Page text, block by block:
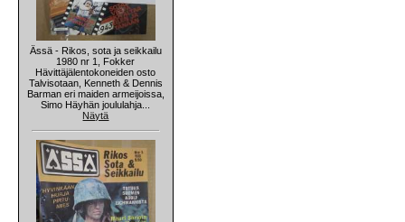
Ässä - Rikos, sota ja seikkailu
1980 nr 1, Fokker
Hävittäjälentokoneiden osto
Talvisotaan, Kenneth & Dennis
Barman eri maiden armeijoissa,
Simo Häyhän joululahja...
Näytä